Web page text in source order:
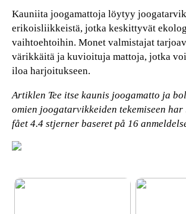
Kauniita joogamattoja löytyy
erikoisliikkeistä, jotka keskittyvät
vaihtoehtoihin. Monet valmistajat
värikkäitä ja kuvioituja mattoja, jotka
iloa harjoitukseen.
Artiklen Tee itse kaunis joogamatto ja
omien joogatarvikkeiden tekemiseen har
fået 4.4 stjerner baseret på 16